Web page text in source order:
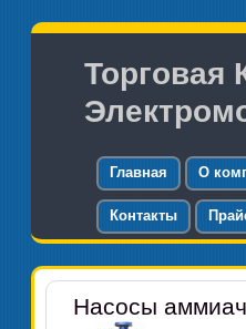
Торговая
Главная О
Контакты
Насосы